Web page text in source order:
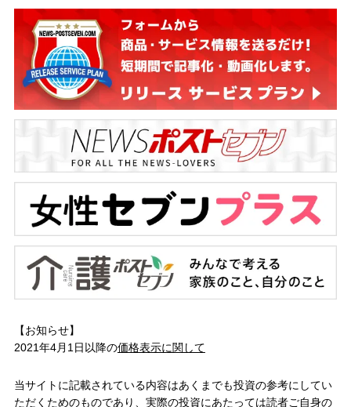
【お知らせ】
2021年4月1日以降の価格表示に関して
当サイトに記載されている内容はあくまでも投資の参考にしてい
ただくためのものであり、実際の投資にあたっては読者ご自身の